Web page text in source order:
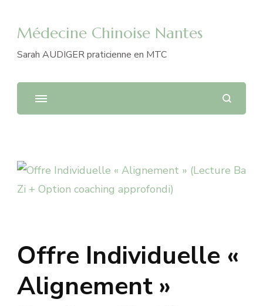
Médecine Chinoise Nantes
Sarah AUDIGER praticienne en MTC
Offre Individuelle «
Alignement »